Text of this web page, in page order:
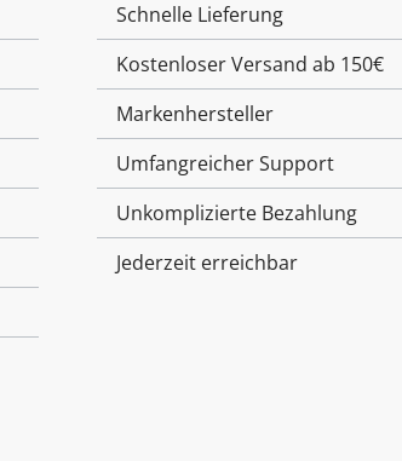
Schnelle Lieferung
Kostenloser Versand ab 150€
Markenhersteller
Umfangreicher Support
Unkomplizierte Bezahlung
Jederzeit erreichbar